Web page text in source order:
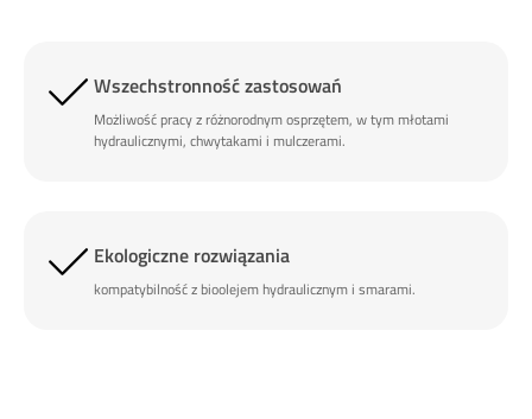
Wszechstronność zastosowań
Możliwość pracy z różnorodnym osprzętem, w tym młotami
hydraulicznymi, chwytakami i mulczerami.
Ekologiczne rozwiązania
kompatybilność z bioolejem hydraulicznym i smarami.